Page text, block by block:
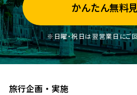
かんたん無料
※日曜・祝日は翌営業日にご
旅行企画・実施